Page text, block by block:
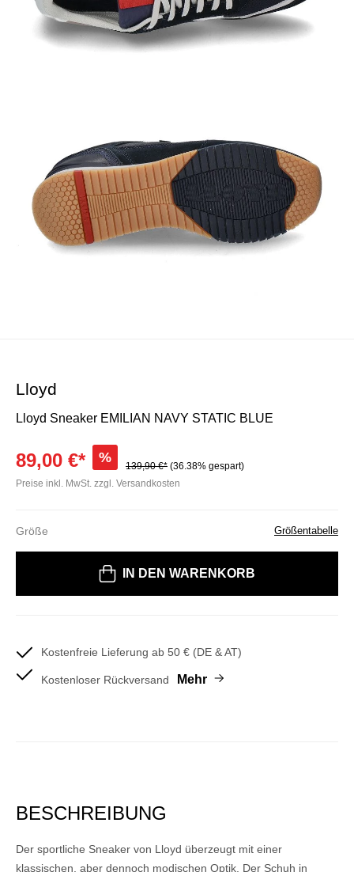
Lloyd
Lloyd Sneaker EMILIAN NAVY STATIC BLUE
89,00 €* %
139,90 €* (36.38% gespart)
Preise inkl. MwSt. zzgl. Versandkosten
Größe Größentabelle
IN DEN WARENKORB
Kostenfreie Lieferung ab 50 € (DE & AT)
Kostenloser Rückversand Mehr
BESCHREIBUNG
Der sportliche Sneaker von Lloyd überzeugt mit einer
klassischen, aber dennoch modischen Optik. Der Schuh in